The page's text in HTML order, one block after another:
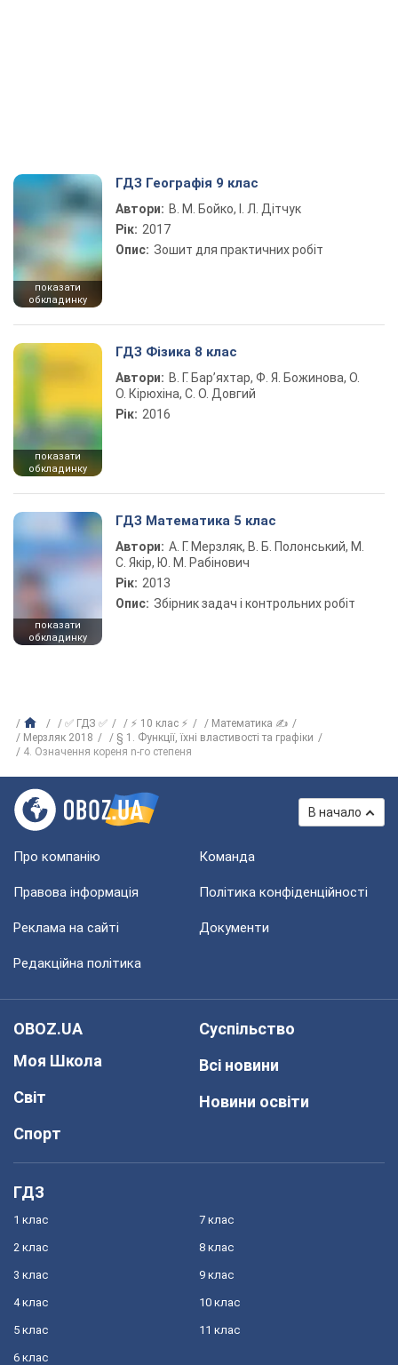
показати
обкладинку
ГДЗ Географія 9 клас
Автори: В. М. Бойко, І. Л. Дітчук
Рік: 2017
Опис: Зошит для практичних робіт
показати
обкладинку
ГДЗ Фізика 8 клас
Автори: В. Г. Бар’яхтар, Ф. Я. Божинова, О.
О. Кірюхіна, С. О. Довгий
Рік: 2016
показати
обкладинку
ГДЗ Математика 5 клас
Автори: А. Г. Мерзляк, В. Б. Полонський, М.
С. Якір, Ю. М. Рабінович
Рік: 2013
Опис: Збірник задач і контрольних робіт
✅ ГДЗ ✅ ⚡ 10 клас ⚡
Математика ✍
Мерзляк 2018
§ 1. Функції, їхні властивості та графіки
4. Означення кореня n-го степеня
В начало
Про компанію Команда
Правова інформація Політика конфіденційності
Реклама на сайті Документи
Редакційна політика
OBOZ.UA
Моя Школа
Світ
Спорт
Суспільство
Всі новини
Новини освіти
ГДЗ
1 клас
2 клас
3 клас
4 клас
5 клас
6 клас
7 клас
8 клас
9 клас
10 клас
11 клас